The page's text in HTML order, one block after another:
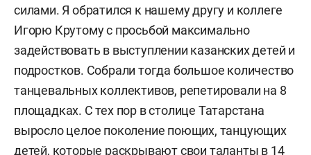
силами. Я обратился к нашему другу и коллеге
Игорю Крутому с просьбой максимально
задействовать в выступлении казанских детей и
подростков. Собрали тогда большое количество
танцевальных коллективов, репетировали на 8
площадках. С тех пор в столице Татарстана
выросло целое поколение поющих, танцующих
детей, которые раскрывают свои таланты в 14